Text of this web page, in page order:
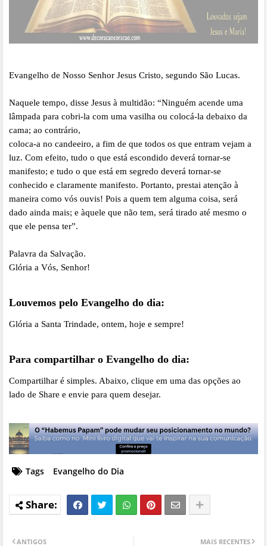
Evangelho de Nosso Senhor Jesus Cristo, segundo São Lucas.
Naquele tempo, disse Jesus à multidão: “Ninguém acende uma
lâmpada para cobri-la com uma vasilha ou colocá-la debaixo da
cama; ao contrário,
coloca-a no candeeiro, a fim de que todos os que entram vejam a
luz. Com efeito, tudo o que está escondido deverá tornar-se
manifesto; e tudo o que está em segredo deverá tornar-se
conhecido e claramente manifesto. Portanto, prestai atenção à
maneira como vós ouvis! Pois a quem tem alguma coisa, será
dado ainda mais; e àquele que não tem, será tirado até mesmo o
que ele pensa ter”.
Palavra da Salvação.
Glória a Vós, Senhor!
Louvemos pelo Evangelho do dia:
Glória a Santa Trindade, ontem, hoje e sempre!
Para compartilhar o Evangelho do dia:
Compartilhar é simples. Abaixo, clique em uma das opções ao
lado de Share e envie para quem desejar.
Tags Evangelho do Dia
MAIS RECENTES
ANTIGOS